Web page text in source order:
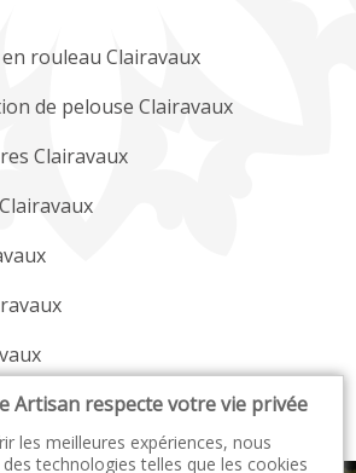
rouleau Clairavaux
de pelouse Clairavaux
Clairavaux
Artisan respecte votre vie privée
les meilleures expériences, nous
technologies telles que les cookies